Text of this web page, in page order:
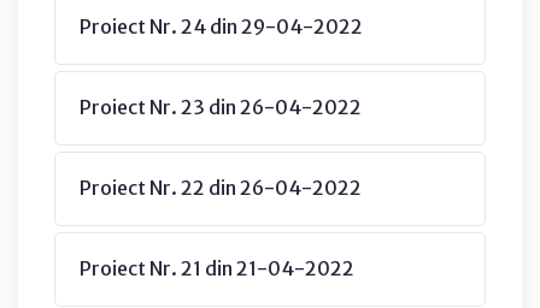
Proiect Nr. 24 din 29-04-2022
Proiect Nr. 23 din 26-04-2022
Proiect Nr. 22 din 26-04-2022
Proiect Nr. 21 din 21-04-2022